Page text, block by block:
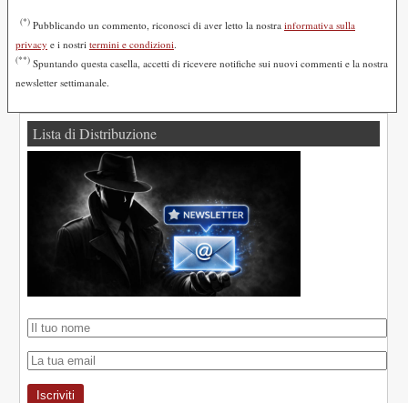
(*) Pubblicando un commento, riconosci di aver letto la nostra informativa sulla
privacy e i nostri termini e condizioni.
(**) Spuntando questa casella, accetti di ricevere notifiche sui nuovi commenti e la nostra
newsletter settimanale.
Lista di Distribuzione
Iscriviti